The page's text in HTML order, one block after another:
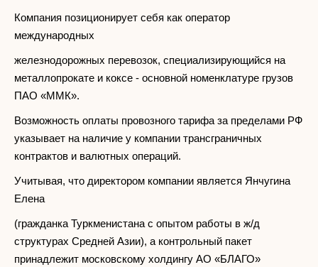
Компания позиционирует себя как оператор
международных
железнодорожных перевозок, специализирующийся на
металлопрокате и коксе - основной номенклатуре грузов
ПАО «ММК».
Возможность оплаты провозного тарифа за пределами РФ
указывает на наличие у компании трансграничных
контрактов и валютных операций.
Учитывая, что директором компании является Янчугина
Елена
(гражданка Туркменистана с опытом работы в ж/д
структурах Средней Азии), а контрольный пакет
принадлежит московскому холдингу АО «БЛАГО»